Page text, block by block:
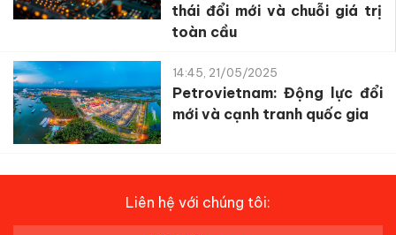
thái đổi mới và chuỗi giá trị
toàn cầu
14:45, 21/05/2025
Petrovietnam: Động lực đổi
mới và cạnh tranh quốc gia
Liên hệ với chúng tôi: